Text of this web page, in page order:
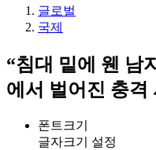
글로벌
국제
“침대 밑에 웬 남
에서 벌어진 충격
폰트크기
글자크기 설정